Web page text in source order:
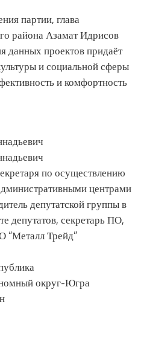
партии, глава
района Азамат Идрисов
данных проектов придаёт
и социальной сферы
и комфортность
по осуществлению
центрами
депутатской группы в
депутатов, секретарь ПО,
“Металл Трейд”
округ-Югра